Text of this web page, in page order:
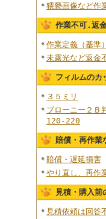
猥褻画像など作
作業不可.返
作業定義（基準）
未露光など返金
フィルムのカ
３５ミリ
ブローニー２Ｂ
120-220
賠償・再作業
賠償・遅延損害
やり直し、再作
見積・購入前
見積依頼は回答